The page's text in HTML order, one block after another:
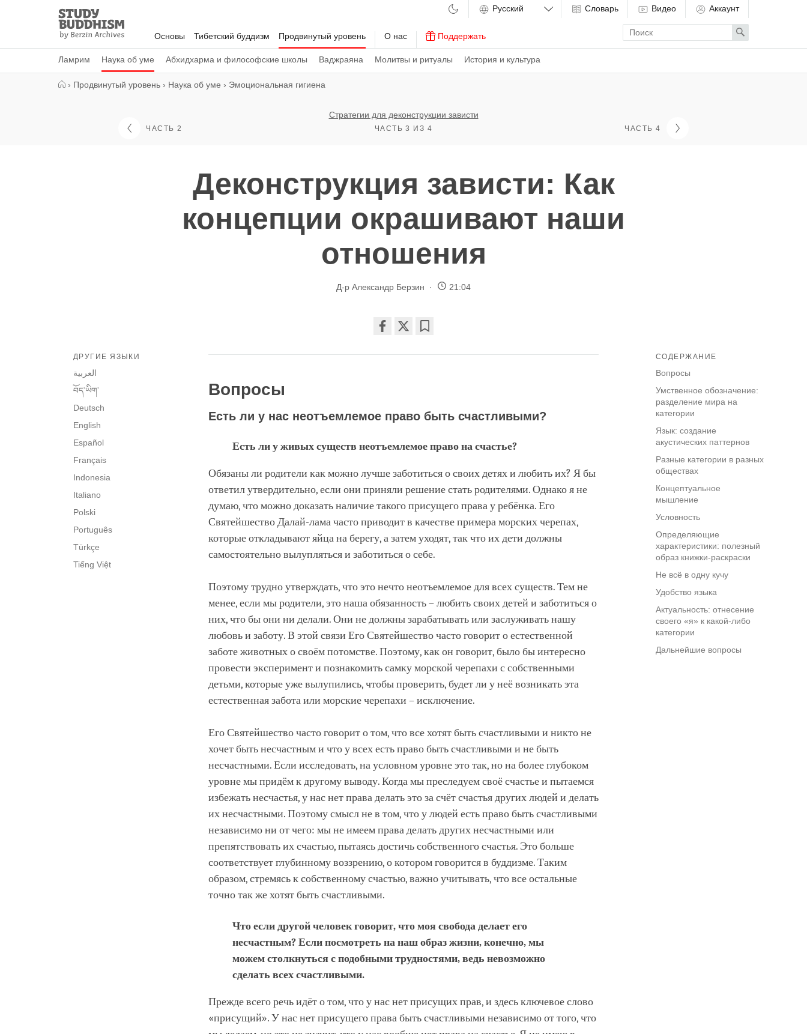
Study
Buddhism
Home
Основы Тибетский буддизм Продвинутый уровень
Ламрим Наука об уме Абхидхарма и философские школы Ваджраяна Молитвы и ритуалы История и культура
О нас Поддержать
Словарь Видео Аккаунт
Enter
search
term
Search
› Продвинутый уровень › Наука об уме › Эмоциональная гигиена
ЧАСТЬ 2
Стратегии для деконструкции зависти
ЧАСТЬ 3 ИЗ 4 ЧАСТЬ 4
Деконструкция зависти: Как
концепции окрашивают наши
отношения
Д-р Александр Берзин 21:04
on
СОДЕРЖАНИЕ
Вопросы
Умственное обозначение:
разделение мира на
категории
Язык: создание
акустических паттернов
Разные категории в разных
обществах
Концептуальное
мышление
Условность
Определяющие
характеристики: полезный
образ книжки-раскраски
Не всё в одну кучу
Удобство языка
Актуальность: отнесение
своего «я» к какой-либо
категории
Дальнейшие вопросы
ДРУГИЕ ЯЗЫКИ
العربية
བོད་ཡིག་
Deutsch
English
Español
Français
Indonesia
Italiano
Polski
Português
Türkçe
Tiếng Việt
Вопросы
Есть ли у нас неотъемлемое право быть счастливыми?
Есть ли у живых существ неотъемлемое право на счастье?
Обязаны ли родители как можно лучше заботиться о своих детях и любить их? Я бы
ответил утвердительно, если они приняли решение стать родителями. Однако я не
думаю, что можно доказать наличие такого присущего права у ребёнка. Его
Святейшество Далай-лама часто приводит в качестве примера морских черепах,
которые откладывают яйца на берегу, а затем уходят, так что их дети должны
самостоятельно вылупляться и заботиться о себе.
Поэтому трудно утверждать, что это нечто неотъемлемое для всех существ. Тем не
менее, если мы родители, это наша обязанность – любить своих детей и заботиться о
них, что бы они ни делали. Они не должны зарабатывать или заслуживать нашу
любовь и заботу. В этой связи Его Святейшество часто говорит о естественной
заботе животных о своём потомстве. Поэтому, как он говорит, было бы интересно
провести эксперимент и познакомить самку морской черепахи с собственными
детьми, которые уже вылупились, чтобы проверить, будет ли у неё возникать эта
естественная забота или морские черепахи – исключение.
Его Святейшество часто говорит о том, что все хотят быть счастливыми и никто не
хочет быть несчастным и что у всех есть право быть счастливыми и не быть
несчастными. Если исследовать, на условном уровне это так, но на более глубоком
уровне мы придём к другому выводу. Когда мы преследуем своё счастье и пытаемся
избежать несчастья, у нас нет права делать это за счёт счастья других людей и делать
их несчастными. Поэтому смысл не в том, что у людей есть право быть счастливыми
независимо ни от чего: мы не имеем права делать других несчастными или
препятствовать их счастью, пытаясь достичь собственного счастья. Это больше
соответствует глубинному воззрению, о котором говорится в буддизме. Таким
образом, стремясь к собственному счастью, важно учитывать, что все остальные
точно так же хотят быть счастливыми.
Что если другой человек говорит, что моя свобода делает его
несчастным? Если посмотреть на наш образ жизни, конечно, мы
можем столкнуться с подобными трудностями, ведь невозможно
сделать всех счастливыми.
Прежде всего речь идёт о том, что у нас нет присущих прав, и здесь ключевое слово
«присущий». У нас нет присущего права быть счастливыми независимо от того, что